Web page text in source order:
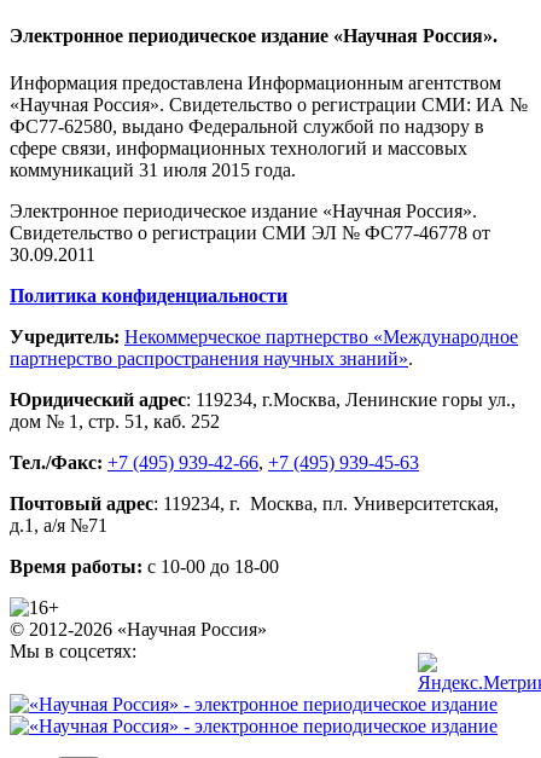
Электронное периодическое издание «Научная Россия».
Информация предоставлена Информационным агентством
«Научная Россия». Свидетельство о регистрации СМИ: ИА №
ФС77-62580, выдано Федеральной службой по надзору в
сфере связи, информационных технологий и массовых
коммуникаций 31 июля 2015 года.
Электронное периодическое издание «Научная Россия».
Свидетельство о регистрации СМИ ЭЛ № ФС77-46778 от
30.09.2011
Политика конфиденциальности
Учредитель: Некоммерческое партнерство «Международное
партнерство распространения научных знаний».
Юридический адрес: 119234, г.Москва, Ленинские горы ул.,
дом № 1, стр. 51 , каб. 252
Тел./Факс: +7 (495) 939-42-66, +7 (495) 939-45-63
Почтовый адрес: 119234, г. Москва, пл. Университетская,
д.1 , а/я №71
Время работы: с 10-00 до 18-00
© 2012-2026 «Научная Россия»
Мы в соцсетях: